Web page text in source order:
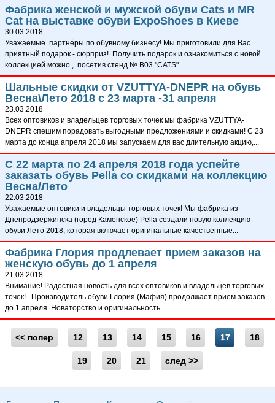
Фабрика женской и мужской обуви Cats и MR
Cat на выставке обуви ExpoShoes в Киеве
30.03.2018
Уважаемые партнёры по обувному бизнесу! Мы приготовили для Вас
приятный подарок - сюрприз! Получить подарок и ознакомиться с новой
коллекцией можно , посетив стенд № В03 "CATS"...
Шальные скидки от VZUTTYA-DNEPR на обувь
Весна\Лето 2018 с 23 марта -31 апреля
23.03.2018
Всех оптовиков и владельцев торговых точек мы фабрика VZUTTYA-
DNEPR спешим порадовать выгодными предложениями и скидками! С 23
марта до конца апреля 2018 мы запускаем для вас длительную акцию,...
С 22 марта по 24 апреля 2018 года успейте
заказать обувь Pella со скидками на коллекцию
Весна/Лето
22.03.2018
Уважаемые оптовики и владельцы торговых точек! Мы фабрика из
Днепродзержинска (город Каменское) Pella создали новую коллекцию
обуви Лето 2018, которая включает оригинальные качественные...
Фабрика Глория продлевает прием заказов на
женскую обувь до 1 апреля
21.03.2018
Внимание! Радостная новость для всех оптовиков и владельцев торговых
точек! Производитель обуви Глория (Мафия) продолжает прием заказов
до 1 апреля. Новаторство и оригинальность...
<< попер 12 13 14 15 16 17 18
19 20 21 след >>